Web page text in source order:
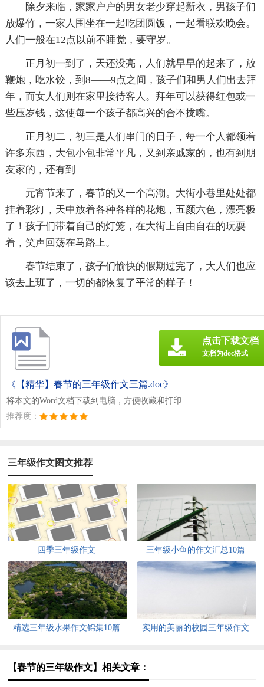
除夕来临，家家户户的男女老少穿起新衣，男孩子们
放爆竹，一家人围坐在一起吃团圆饭，一起看联欢晚会。
人们一般在12点以前不睡觉，要守岁。
正月初一到了，天还没亮，人们就早早的起来了，放
鞭炮，吃水饺，到8——9点之间，孩子们和男人们出去拜
年，而女人们则在家里接待客人。拜年可以获得红包或一
些压岁钱，这使每一个孩子都高兴的合不拢嘴。
正月初二，初三是人们串门的日子，每一个人都领着
许多东西，大包小包非常平凡，又到亲戚家的，也有到朋
友家的，还有到
元宵节来了，春节的又一个高潮。大街小巷里处处都
挂着彩灯，天中放着各种各样的花炮，五颜六色，漂亮极
了！孩子们带着自己的灯笼，在大街上自由自在的玩耍
着，笑声回荡在马路上。
春节结束了，孩子们愉快的假期过完了，大人们也应
该去上班了，一切的都恢复了平常的样子！
《【精华】春节的三年级作文三篇.doc》
将本文的Word文档下载到电脑，方便收藏和打印
推荐度：
点击下载文档
文档为doc格式
三年级作文图文推荐
四季三年级作文 三年级小鱼的作文汇总10篇
精选三年级水果作文锦集10篇
实用的美丽的校园三年级作文
【春节的三年级作文】相关文章：